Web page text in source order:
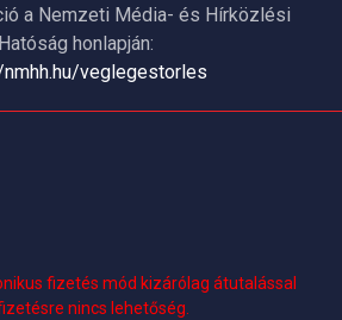
a Nemzeti Média- és Hírközlési
Hatóság honlapján:
veglegestorles
fizetés mód kizárólag átutalással
nincs lehetőség.